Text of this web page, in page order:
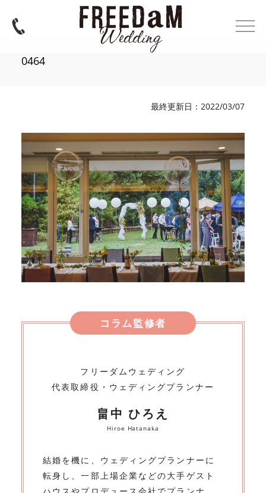
0464
最終更新日：2022/03/07
コラム監修者
フリーダムウェディング
代表取締役・ウェディングプランナー
畠中 ひろえ
Hiroe Hatanaka
結婚を機に、ウェディングプランナーに
転身し、一部上場企業などの大手ゲスト